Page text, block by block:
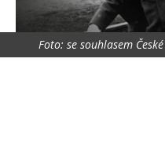
Foto: se souhlasem